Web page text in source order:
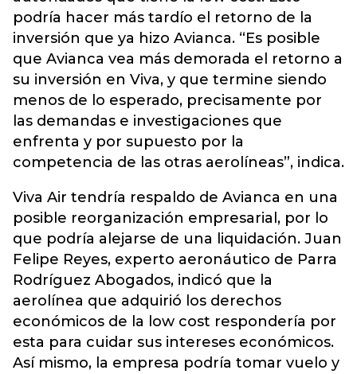
podría hacer más tardío el retorno de la
inversión que ya hizo Avianca. “Es posible
que Avianca vea más demorada el retorno a
su inversión en Viva, y que termine siendo
menos de lo esperado, precisamente por
las demandas e investigaciones que
enfrenta y por supuesto por la
competencia de las otras aerolíneas”, indica.
Viva Air tendría respaldo de Avianca en una
posible reorganización empresarial, por lo
que podría alejarse de una liquidación. Juan
Felipe Reyes, experto aeronáutico de Parra
Rodríguez Abogados, indicó que la
aerolínea que adquirió los derechos
económicos de la low cost respondería por
esta para cuidar sus intereses económicos.
Así mismo, la empresa podría tomar vuelo y